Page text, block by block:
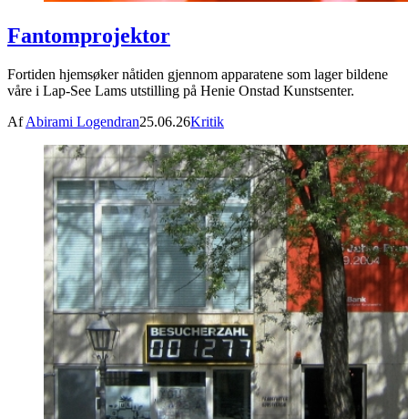
Fantomprojektor
Fortiden hjemsøker nåtiden gjennom apparatene som lager bildene
våre i Lap-See Lams utstilling på Henie Onstad Kunstsenter.
AfAbirami Logendran25.06.26Kritik